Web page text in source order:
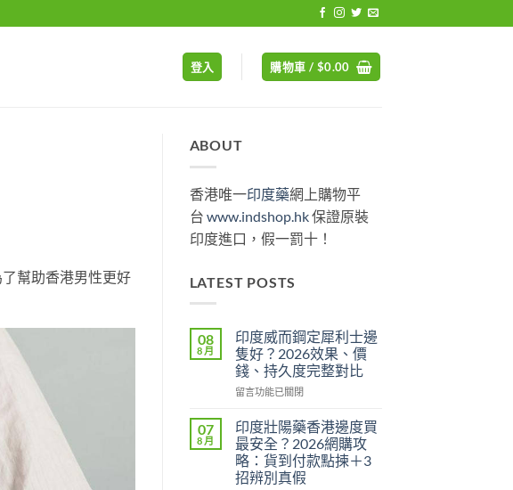
登入 購物車 / $0.00
幫助香港男性更好
ABOUT
香港唯一印度藥網上購物平
台 www.indshop.hk保證原裝
印度進口，假一罰十！
LATEST POSTS
08
8 月
印度威而鋼定犀利士邊
隻好？2026效果、價
錢、持久度完整對比
在
度
威
而
鋼
定
留言功能已關閉
07
8 月
印度壯陽藥香港邊度買
最安全？2026網購攻
略：貨到付款點揀＋3
招辨別真假